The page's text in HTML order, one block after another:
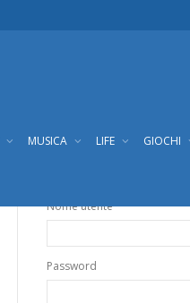
MUSICA LIFE GIOCHI
Nome utente
Password